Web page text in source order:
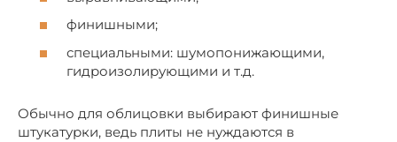
финишными;
специальными: шумопонижающими,
гидроизолирующими и т.д.
Обычно для облицовки выбирают финишные
штукатурки, ведь плиты не нуждаются в